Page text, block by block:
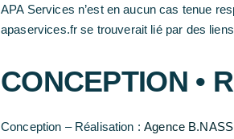
APA Services n’est en aucun cas tenue
apaservices.fr se trouverait lié par des
CONCEPTION •
Conception – Réalisation :Agence B.NASS